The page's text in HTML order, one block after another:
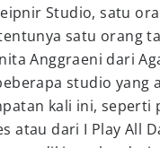
Studio, satu
satu orang
Anggraeni dari
studio yang
kali ini, seperti
atau dari I Play All